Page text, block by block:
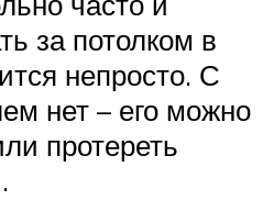
за потолком в
непросто. С
нет – его можно
протереть